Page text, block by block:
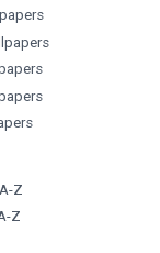
Z
Z